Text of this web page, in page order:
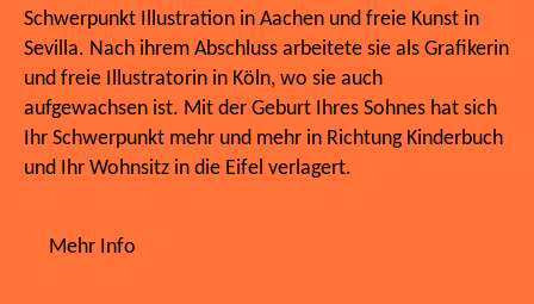
Schwerpunkt Illustration in Aachen und freie Kunst in
Sevilla. Nach ihrem Abschluss arbeitete sie als Grafikerin
und freie Illustratorin in Köln, wo sie auch
aufgewachsen ist. Mit der Geburt Ihres Sohnes hat sich
Ihr Schwerpunkt mehr und mehr in Richtung Kinderbuch
und Ihr Wohnsitz in die Eifel verlagert.
Mehr Info